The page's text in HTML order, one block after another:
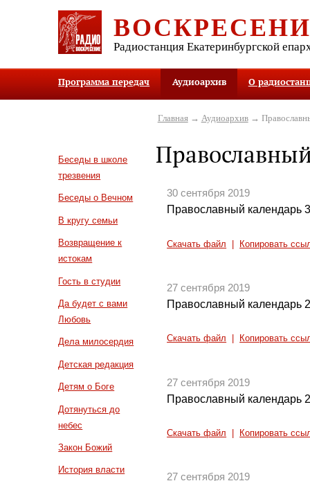
Радиостанция Екатеринбургской
Программа передач Аудиоархив О
Беседы в школе
трезвения
Беседы о Вечном
В кругу семьи
Возвращение к
истокам
Гость в студии
Да будет с вами
Любовь
Дела милосердия
Детская редакция
Детям о Боге
Дотянуться до
небес
Закон Божий
История власти
Главная→ Аудиоархив→
30 сентября 2019
Православный календарь
Скачать файл Копировать
27 сентября 2019
Православный календарь
Скачать файл Копировать
27 сентября 2019
Православный календарь
Скачать файл Копировать
27 сентября 2019